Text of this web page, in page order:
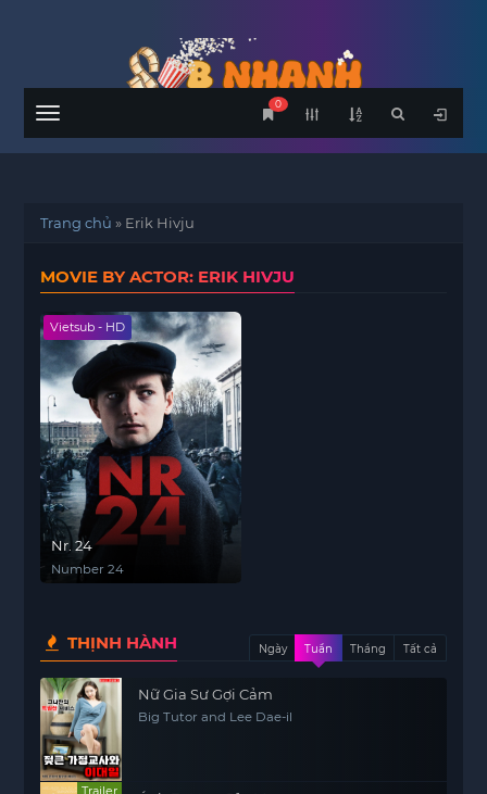
Menu
0
Trang chủ » Erik Hivju
MOVIE BY ACTOR: ERIK HIVJU
Vietsub - HD
Nr. 24
Number 24
THỊNH HÀNH Ngày Tuần Tháng Tất cả
Nữ Gia Sư Gợi Cảm
Big Tutor and Lee Dae-il
Trailer